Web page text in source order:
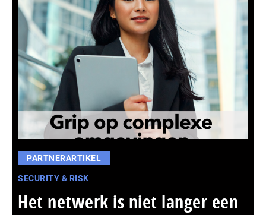
PARTNERARTIKEL
SECURITY & RISK
Het netwerk is niet langer een